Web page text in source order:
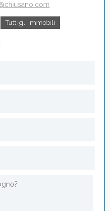
Tutti gli immobili